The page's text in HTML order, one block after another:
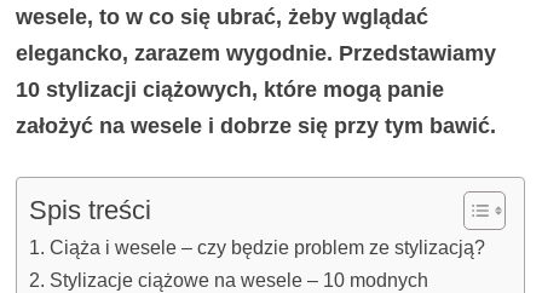
wesele, to w co się ubrać, żeby wglądać
elegancko, zarazem wygodnie. Przedstawiamy
10 stylizacji ciążowych, które mogą panie
założyć na wesele i dobrze się przy tym bawić.
Spis treści
Ciąża i wesele – czy będzie problem ze stylizacją?
Stylizacje ciążowe na wesele – 10 modnych